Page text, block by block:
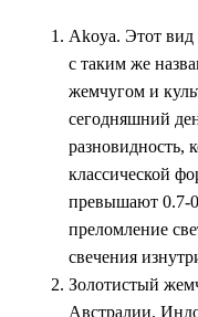
Akoya. Этот вид
с таким же
жемчугом и
сегодняшний
разновидность,
классической
превышают 0.7-
преломление
свечения
Золотистый
Австралии,